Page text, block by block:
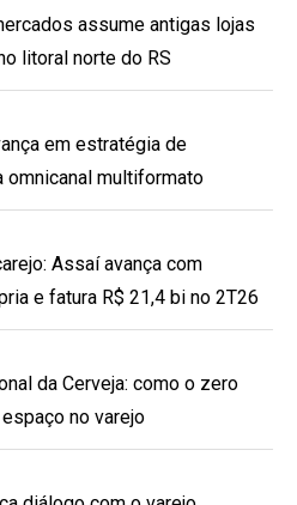
assume antigas lojas
litoral norte do RS
em estratégia de
multiformato
Assaí avança com
e fatura R$ 21,4 bi no 2T26
da Cerveja: como o zero
no varejo